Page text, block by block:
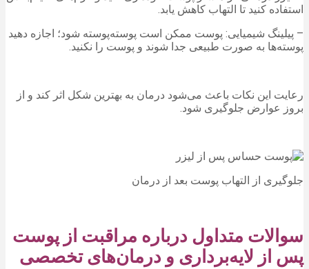
استفاده کنید تا التهاب کاهش یابد.
– پیلینگ شیمیایی: پوست ممکن است پوسته‌پوسته شود؛ اجازه دهید
پوسته‌ها به صورت طبیعی جدا شوند و پوست را نکنید.
رعایت این نکات باعث می‌شود درمان به بهترین شکل اثر کند و از
بروز عوارض جلوگیری شود.
جلوگیری از التهاب پوست بعد از درمان
سوالات متداول درباره مراقبت از پوست
پس از لایه‌برداری و درمان‌های تخصصی